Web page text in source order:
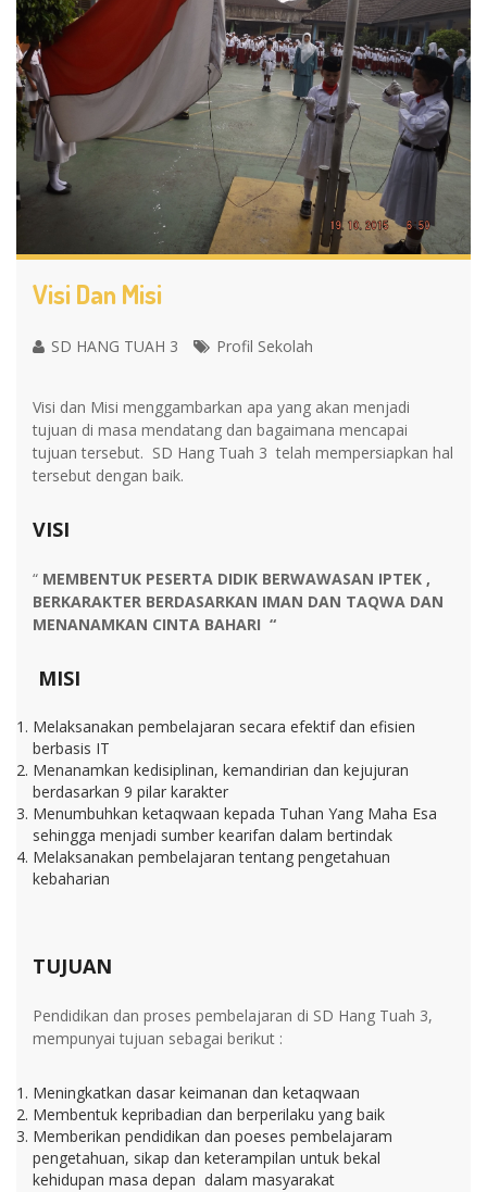
Visi Dan Misi
SD HANG TUAH 3 Profil Sekolah
Visi dan Misi menggambarkan apa yang akan menjadi
tujuan di masa mendatang dan bagaimana mencapai
tujuan tersebut. SD Hang Tuah 3 telah mempersiapkan hal
tersebut dengan baik.
VISI
“ MEMBENTUK PESERTA DIDIK BERWAWASAN IPTEK ,
BERKARAKTER BERDASARKAN IMAN DAN TAQWA DAN
MENANAMKAN CINTA BAHARI “
MISI
Melaksanakan pembelajaran secara efektif dan efisien
berbasis IT
Menanamkan kedisiplinan, kemandirian dan kejujuran
berdasarkan 9 pilar karakter
Menumbuhkan ketaqwaan kepada Tuhan Yang Maha Esa
sehingga menjadi sumber kearifan dalam bertindak
Melaksanakan pembelajaran tentang pengetahuan
kebaharian
TUJUAN
Pendidikan dan proses pembelajaran di SD Hang Tuah 3,
mempunyai tujuan sebagai berikut :
Meningkatkan dasar keimanan dan ketaqwaan
Membentuk kepribadian dan berperilaku yang baik
Memberikan pendidikan dan poeses pembelajaram
pengetahuan, sikap dan keterampilan untuk bekal
kehidupan masa depan dalam masyarakat